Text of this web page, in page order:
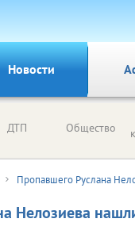
Новости
ДТП Общество
Пропавшего Руслана
Нелозиева